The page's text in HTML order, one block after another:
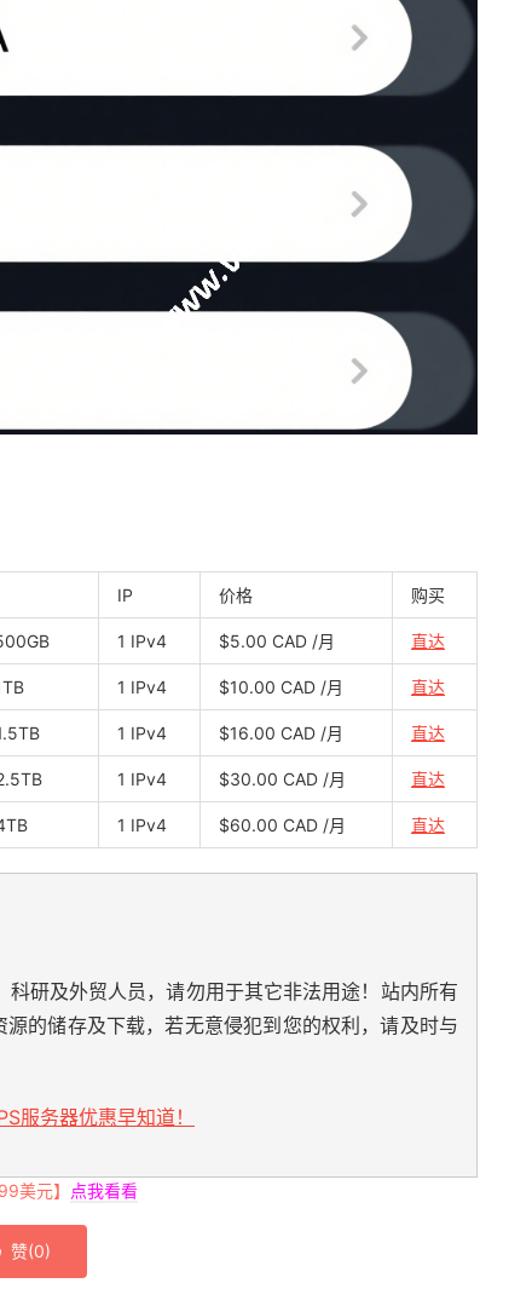
IP 价格 购买
1 IPv4 $5.00 CAD /月 直达
1 IPv4 $10.00 CAD /月 直达
1 IPv4 $16.00 CAD /月 直达
1 IPv4 $30.00 CAD /月 直达
1 IPv4 $60.00 CAD /月 直达
科研及外贸人员，请勿用于其它非法用途！站内所有
的储存及下载，若无意侵犯到您的权利，请及时与
服务器优惠早知道！
美元】 点我看看
赞(0)